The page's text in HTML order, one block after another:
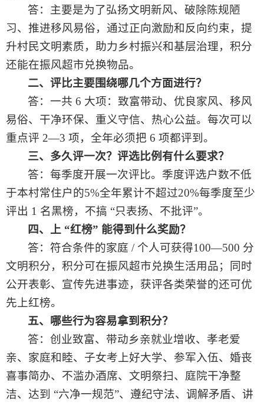
答：主要是为了弘扬文明新风、破除陈规陋
习、推进移风易俗，通过正向激励和反向约束，提
升村民文明素质，助力乡村振兴和基层治理，积分
还能在振风超市兑换物品。
二、评比主要围绕哪几个方面进行？
答：一共 6 大项：致富带动、优良家风、移风
易俗、干净环保、重义守信、热心公益。每次可以
重点评 2—3 项，全年必须把 6 项都评到。
三、多久评一次？评选比例有什么要求？
答：每季度开展一次评比。季度评选户数不低
于本村常住户的5%全年累计不超过20%每季度至少
评出 1 名黑榜，不搞 “只表扬、不批评”。
四、上 “红榜” 能得到什么奖励？
答：符合条件的家庭 / 个人可获得100—500 分
文明积分，积分可在振风超市兑换生活用品；同时
公开表彰、宣传先进事迹，获评各类荣誉的还可优
先上红榜。
五、 哪些行为容易拿到积分？
答：创业致富、带动乡亲就业增收、孝老爱
亲、家庭和睦、子女考上好大学、参军入伍、婚丧
喜事简办、不滥办酒席、文明祭扫、庭院干净整
洁、达到 “六净一规范”、遵纪守法、调解矛盾、讲